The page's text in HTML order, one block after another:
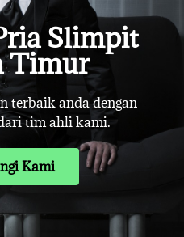
Slimpit
Timur
terbaik anda dengan
tim ahli kami.
Kami